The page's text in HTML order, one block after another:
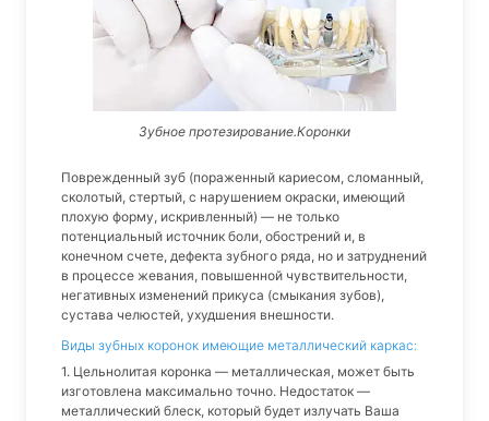
Зубное протезирование.Коронки
Поврежденный зуб (пораженный кариесом, сломанный,
сколотый, стертый, с нарушением окраски, имеющий
плохую форму, искривленный) — не только
потенциальный источник боли, обострений и, в
конечном счете, дефекта зубного ряда, но и затруднений
в процессе жевания, повышенной чувствительности,
негативных изменений прикуса (смыкания зубов),
сустава челюстей, ухудшения внешности.
Виды зубных коронок имеющие металлический каркас:
1. Цельнолитая коронка — металлическая, может быть
изготовлена максимально точно. Недостаток —
металлический блеск, который будет излучать Ваша